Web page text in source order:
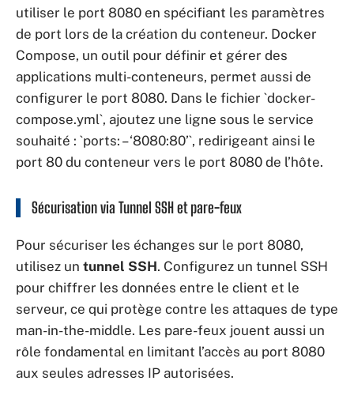
utiliser le port 8080 en spécifiant les paramètres
de port lors de la création du conteneur. Docker
Compose, un outil pour définir et gérer des
applications multi-conteneurs, permet aussi de
configurer le port 8080. Dans le fichier `docker-
compose.yml`, ajoutez une ligne sous le service
souhaité : `ports: – ‘8080:80’`, redirigeant ainsi le
port 80 du conteneur vers le port 8080 de l’hôte.
Sécurisation via Tunnel SSH et pare-feux
Pour sécuriser les échanges sur le port 8080,
utilisez un tunnel SSH. Configurez un tunnel SSH
pour chiffrer les données entre le client et le
serveur, ce qui protège contre les attaques de type
man-in-the-middle. Les pare-feux jouent aussi un
rôle fondamental en limitant l’accès au port 8080
aux seules adresses IP autorisées.